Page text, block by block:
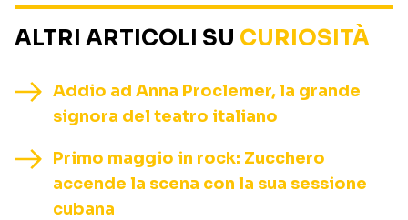
ALTRI ARTICOLI SU CURIOSITÀ
Addio ad Anna Proclemer, la grande
signora del teatro italiano
Primo maggio in rock: Zucchero
accende la scena con la sua sessione
cubana